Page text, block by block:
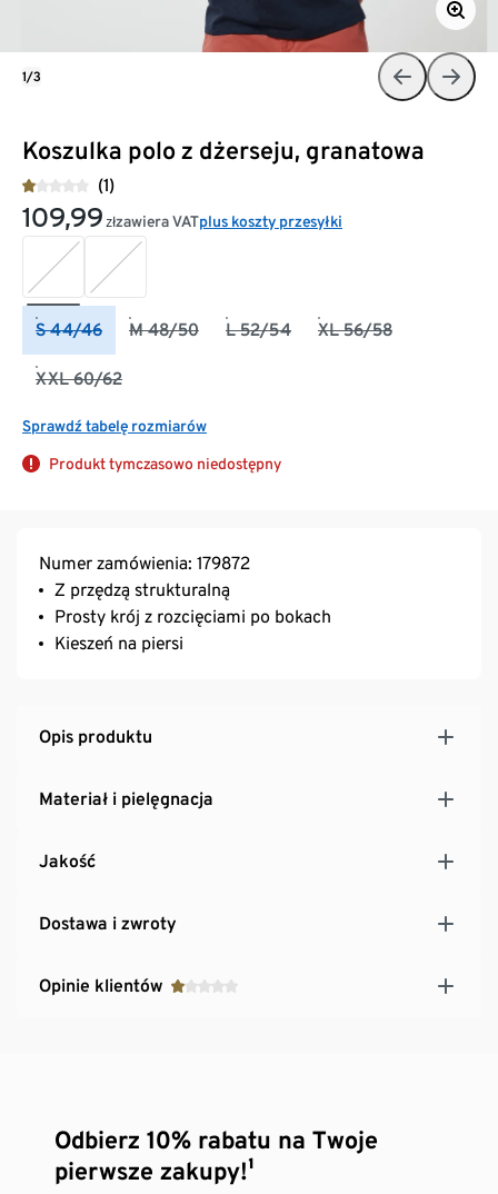
Koszulka polo z dżerseju, granatowa
(1)
109,99 złzawiera VATplus koszty przesyłki
S 44/46 M 48/50 L 52/54 XL 56/58
XXL 60/62
Sprawdź tabelę rozmiarów
Produkt tymczasowo niedostępny
1/3
Numer zamówienia: 179872
Z przędzą strukturalną
Prosty krój z rozcięciami po bokach
Kieszeń na piersi
Opis produktu
Materiał i pielęgnacja
Jakość
Dostawa i zwroty
Opinie klientów
Odbierz 10% rabatu na Twoje
pierwsze zakupy!¹